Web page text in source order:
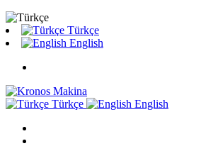
Türkçe
English
Türkçe English